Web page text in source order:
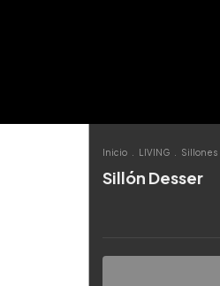
Inicio LIVING Sillones
Sillón Desser